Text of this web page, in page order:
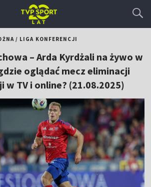
/ LIGA KONFERENCJI
– Arda Kyrdżali na żywo w
oglądać mecz eliminacji
w TV i online? (21.08.2025)